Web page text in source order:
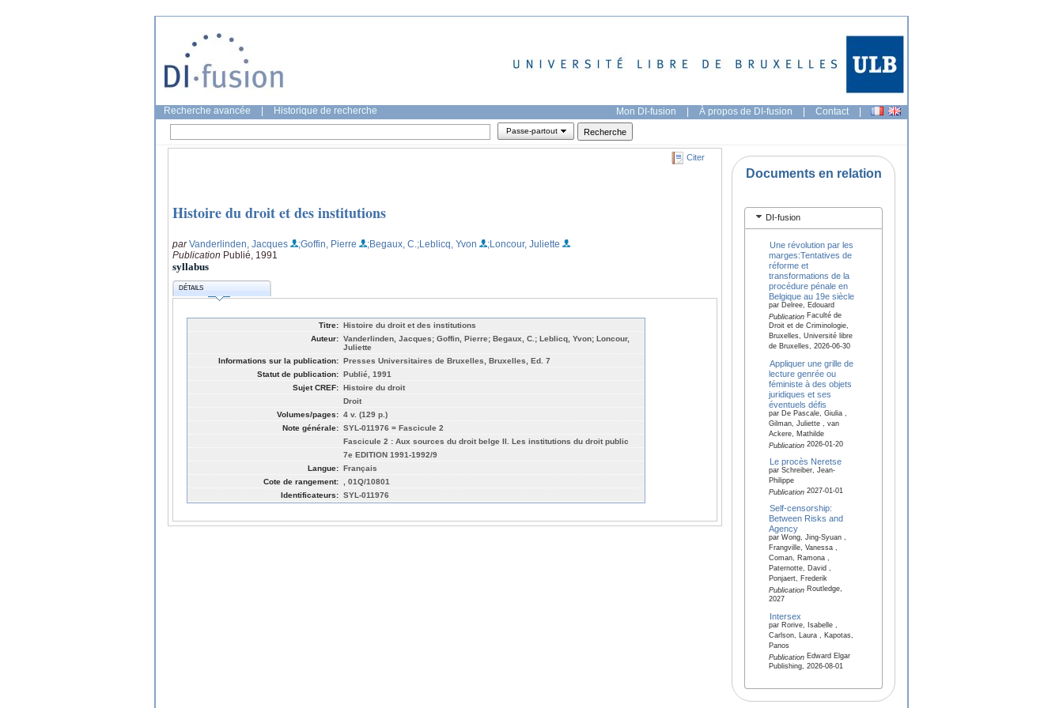
Recherche avancée Historique de recherche Mon DI-fusion | À propos de DI-fusion | Contact |
Passe-partout
Citer
Histoire du droit et des institutions
parVanderlinden, Jacques ;Goffin, Pierre ;Begaux, C. ;Leblicq, Yvon
;Loncour, Juliette
Publication Publié, 1991
syllabus
DÉTAILS
Titre: Histoire du droit et des institutions
Auteur: Vanderlinden, Jacques; Goffin, Pierre; Begaux, C.; Leblicq, Yvon; Loncour,
Juliette
Informations sur la publication: Presses Universitaires de Bruxelles, Bruxelles, Ed. 7
Statut de publication: Publié, 1991
Sujet CREF: Histoire du droit
Droit
Volumes/pages: 4 v. (129 p.)
Note générale: SYL-011976 = Fascicule 2
Fascicule 2 : Aux sources du droit belge II. Les institutions du droit public
7e EDITION 1991-1992/9
Langue: Français
Cote de rangement:
, 01Q/10801
Identificateurs: SYL-011976
Documents en relation
DI-fusion
Une révolution par les
marges:Tentatives de
réforme et
transformations de la
procédure pénale en
Belgique au 19e siècle
par Delree, Edouard
PublicationFaculté de
Droit et de Criminologie,
Bruxelles, Université libre
de Bruxelles, 2026-06-30
Appliquer une grille de
lecture genrée ou
féministe à des objets
juridiques et ses
éventuels défis
par De Pascale, Giulia ,
Gilman, Juliette , van
Ackere, Mathilde
Publication2026-01-20
Le procès Neretse
par Schreiber, Jean-
Philippe
Publication2027-01-01
Self-censorship:
Between Risks and
Agency
par Wong, Jing-Syuan ,
Frangville, Vanessa ,
Coman, Ramona ,
Paternotte, David ,
Ponjaert, Frederik
PublicationRoutledge,
2027
Intersex
par Rorive, Isabelle ,
Carlson, Laura , Kapotas,
Panos
PublicationEdward Elgar
Publishing, 2026-08-01